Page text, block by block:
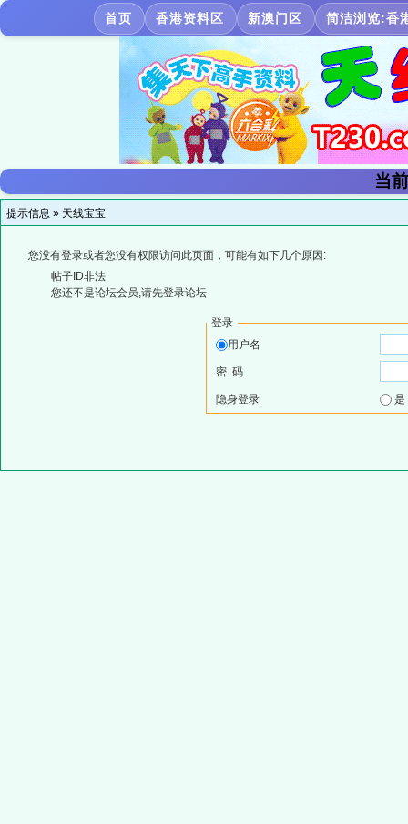
首页 香港资料区 新澳门区 简洁浏览:香
当
提示信息 » 天线宝宝
您没有登录或者您没有权限访问此页面，可能有如下几个原因:
帖子ID非法
您还不是论坛会员,请先登录论坛
登录
用户名
密 码
隐身登录